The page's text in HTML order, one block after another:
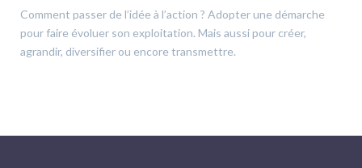
Comment passer de l’idée à l’action ? Adopter une démarche
pour faire évoluer son exploitation. Mais aussi pour créer,
agrandir, diversifier ou encore transmettre.